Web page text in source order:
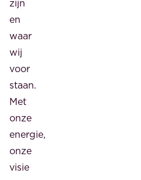
zijn
en
waar
wij
voor
staan.
Met
onze
energie,
onze
visie